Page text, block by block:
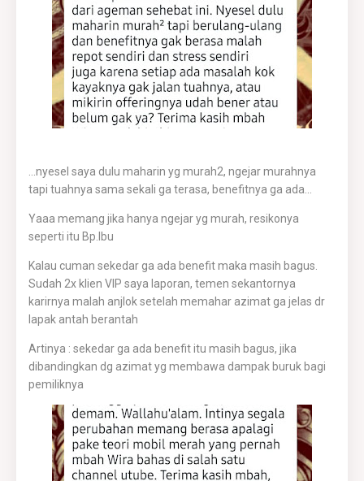
...nyesel saya dulu maharin yg murah2, ngejar murahnya
tapi tuahnya sama sekali ga terasa, benefitnya ga ada...
Yaaa memang jika hanya ngejar yg murah, resikonya
seperti itu Bp.Ibu
Kalau cuman sekedar ga ada benefit maka masih bagus.
Sudah 2x klien VIP saya laporan, temen sekantornya
karirnya malah anjlok setelah memahar azimat ga jelas dr
lapak antah berantah
Artinya : sekedar ga ada benefit itu masih bagus, jika
dibandingkan dg azimat yg membawa dampak buruk bagi
pemiliknya